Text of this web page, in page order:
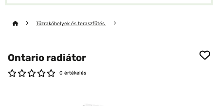
Tűzrakóhelyek és teraszfűtés
Ontario radiátor
0 értékelés